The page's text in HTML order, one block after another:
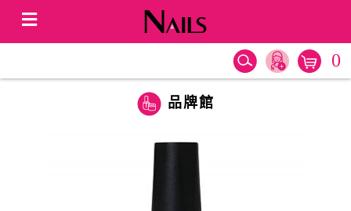
0
品牌館